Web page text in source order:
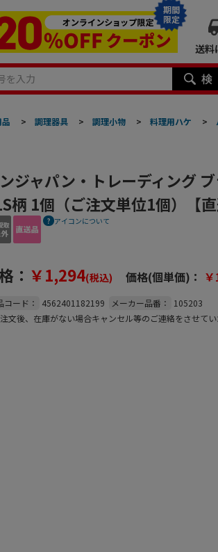
期間
限定
送料
> 調理器具 > 調理小物 > 料理用ハケ >
ジャパン・トレーディング
柄 1個（ご注文単位1個）【直
アイコンについて
： ￥1,294(税込) 価格(個単価)：
コード： 4562401182199 メーカー品番：
105203
文後、在庫がない場合キャンセル等のご連絡をさせてい